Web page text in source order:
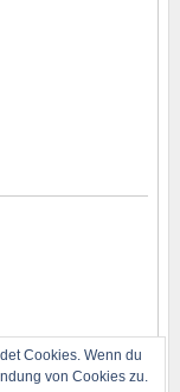
Cookies. Wenn du
von Cookies zu.